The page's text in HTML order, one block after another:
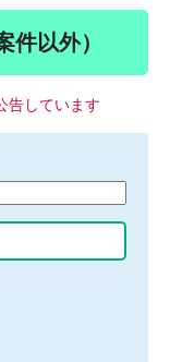
件以外）
告しています